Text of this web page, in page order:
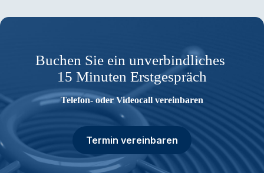
Buchen Sie ein unverbindliches
15 Minuten Erstgespräch
Telefon- oder Videocall vereinbaren
Termin vereinbaren